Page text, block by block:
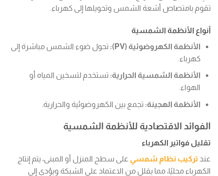
تقوم بامتصاص أشعة الشمس وتحويلها إلى كهرباء.
أنواع الأنظمة الشمسية
الأنظمة الكهروضوئية (PV):
تحول ضوء الشمس مباشرة إلى
كهرباء.
الأنظمة الشمسية الحرارية: تستخدم لتسخين المياه أو
الهواء.
الأنظمة الهجينة: تجمع بين الكهروضوئية والحرارية.
الفوائد الاقتصادية للأنظمة الشمسية
تقليل فواتير الكهرباء
عند تركيب نظام شمسي على سطح المنزل أو المبنى، يتم إنتاج
الكهرباء محليًا، مما يقلل من الاعتماد على الشبكة ويؤدي إلى